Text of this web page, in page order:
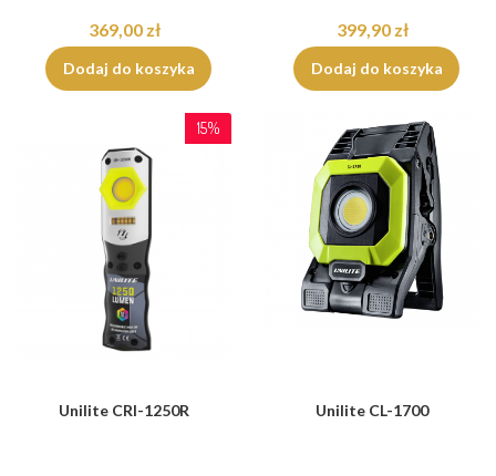
369,00 zł
Dodaj do koszyka
399,90 zł
Dodaj do koszyka
15%
Unilite CRI-1250R Unilite CL-1700